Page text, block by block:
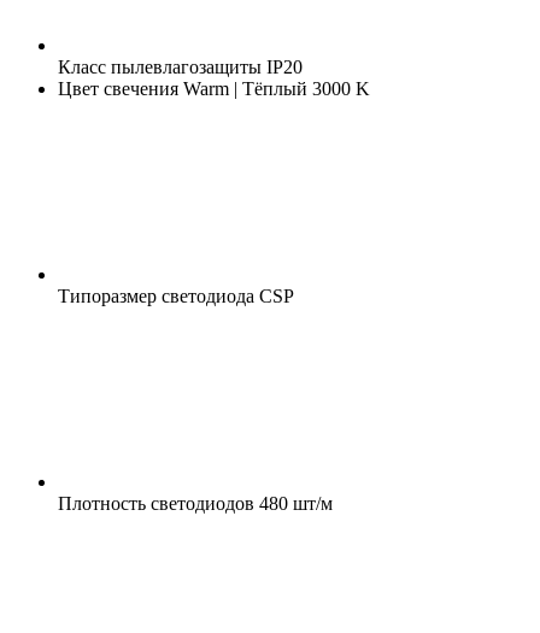
Класс пылевлагозащиты IP20
Цвет свечения Warm | Тёплый 3000 K
Типоразмер светодиода CSP
Плотность светодиодов 480 шт/м